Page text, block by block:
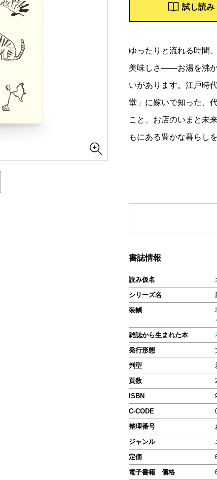
試し読み
ゆったりと流れる時間
美味しさ――お湯を沸か
いがあります。江戸時
堂」に嫁いで知った、
こと、お店のいまと未
もにある豊かな暮らし
書誌情報
読み仮名
シリーズ名
装幀
雑誌から生まれた本
発行形態
判型
頁数
ISBN
C-CODE
整理番号
ジャンル
定価
電子書籍 価格